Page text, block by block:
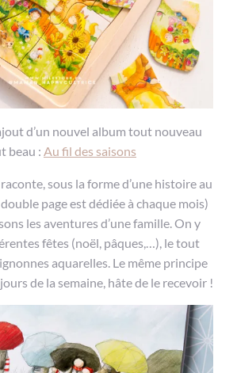
d’un nouvel album tout nouveau
beau : Au fil des saisons
sous la forme d’une histoire au
page est dédiée à chaque mois)
les aventures d’une famille. On y
fêtes (noël, pâques,…), le tout
aquarelles. Le même principe
de la semaine, hâte de le recevoir !